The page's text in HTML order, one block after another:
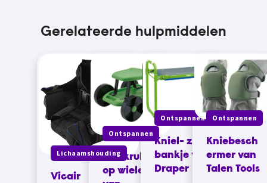
Gerelateerde hulpmiddelen
Lichaamshouding
Vicair
Ontspannen
Tuinkruk
op wielen
Ontspannen
Kniel- zit
bankje van
Draper
Ontspannen
Kniebesch
ermer van
Talen Tools